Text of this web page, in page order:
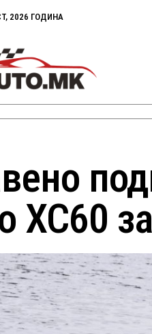
2026 ГОДИНА
XC60